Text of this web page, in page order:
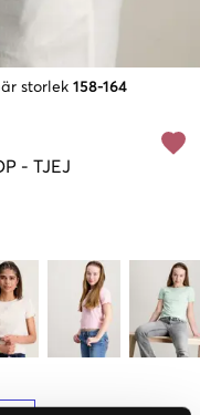
storlek 158-164
- TJEJ